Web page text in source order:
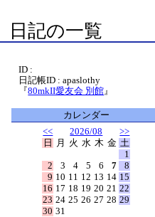
日記の一覧
ID :
日記帳ID : apaslothy
『80mkII愛友会 別館 』
カレンダー
<<
2026/08
>>
日
月 火 水 木 金 土
1
2
3 4 5 6 7
8
9 10 11 12 13 14 15
16 17 18 19 20 21 22
23 24 25 26 27 28 29
30 31